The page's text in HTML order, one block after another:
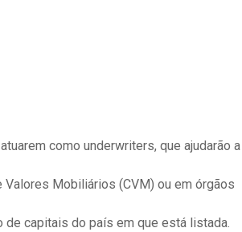
como underwriters, que ajudarão a
Mobiliários (CVM) ou em órgãos
capitais do país em que está listada.